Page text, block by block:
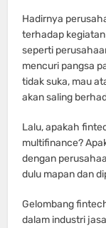
Hadirnya
terhadap
seperti
mencuri pangsa
tidak suka, mau
akan saling
Lalu, apakah
multifinance?
dengan
dulu mapan dan
Gelombang
dalam industri